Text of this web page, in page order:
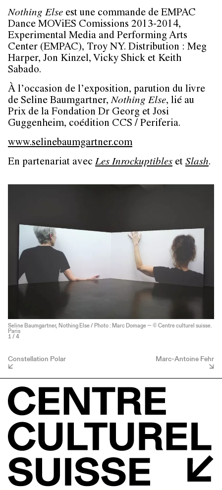
Nothing Else est une commande de EMPAC
Dance MOViES Comissions 2013-2014,
Experimental Media and Performing Arts
Center (EMPAC), Troy NY. Distribution : Meg
Harper, Jon Kinzel, Vicky Shick et Keith
Sabado.
À l’occasion de l’exposition, parution du livre
de Seline Baumgartner,Nothing Else, lié au
Prix de la Fondation Dr Georg et Josi
Guggenheim, coédition CCS / Periferia.
www.selinebaumgartner.com
En partenariat avec Les Inrockuptibles et Slash.
Seline Baumgartner, Nothing Else / Photo : Marc Domage — © Centre culturel suisse.
Paris
1 / 4
Constellation Polar Marc-Antoine Fehr